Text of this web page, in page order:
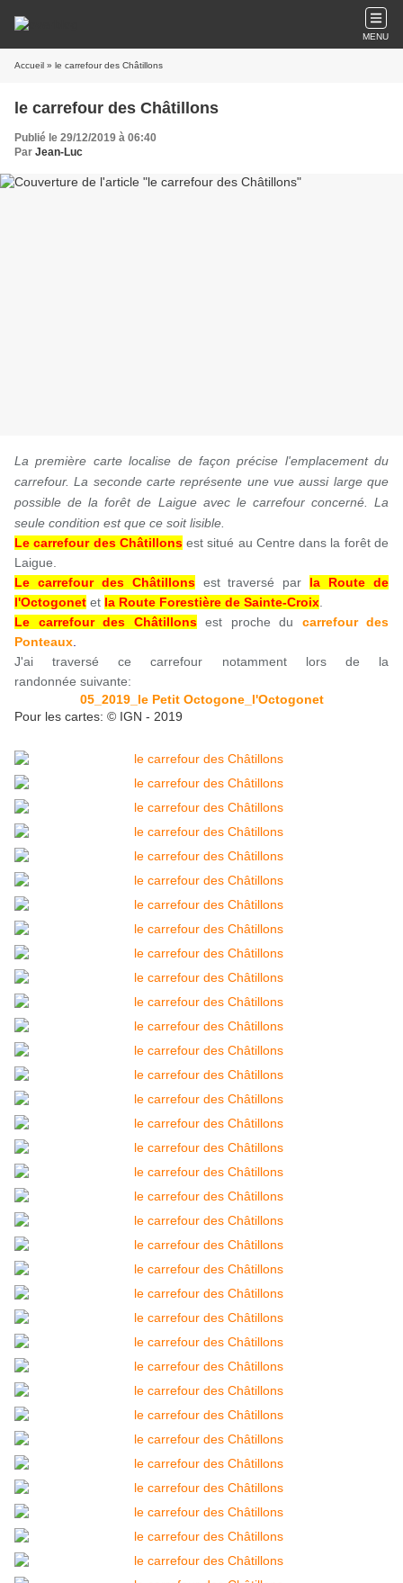
MENU
Accueil » le carrefour des Châtillons
le carrefour des Châtillons
Publié le 29/12/2019 à 06:40
Par Jean-Luc
La première carte localise de façon précise l'emplacement du
carrefour. La seconde carte représente une vue aussi large que
possible de la forêt de Laigue avec le carrefour concerné. La
seule condition est que ce soit lisible.
Le carrefour des Châtillonsest situé au Centre dans la forêt de
Laigue.
Le carrefour des Châtillonsest traversé par la Route de
l'Octogonet et la Route Forestière de Sainte-Croix
Le carrefour des Châtillonsest proche du carrefour des
Ponteaux
J'ai traversé ce carrefour notamment lors de la
randonnée suivante:
05_2019_le Petit Octogone_l'Octogonet
Pour les cartes: © IGN - 2019